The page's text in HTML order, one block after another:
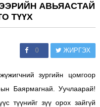
АВЬЯАСТАЙ
ТҮҮХ
0 ЖИРГЭХ
зургийн цомгоор
Баярмагнай. Уучлаарай!
түүнийг зүү орох зайгүй